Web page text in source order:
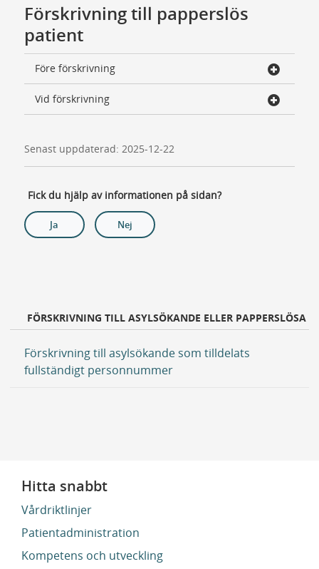
Förskrivning till papperslös
patient
Före förskrivning
Vid förskrivning
Senast uppdaterad: 2025-12-22
Fick du hjälp av informationen på sidan?
Ja Nej
FÖRSKRIVNING TILL ASYLSÖKANDE ELLER PAPPERSLÖSA
Förskrivning till asylsökande som tilldelats
fullständigt personnummer
Hitta snabbt
Vårdriktlinjer
Patientadministration
Kompetens och utveckling